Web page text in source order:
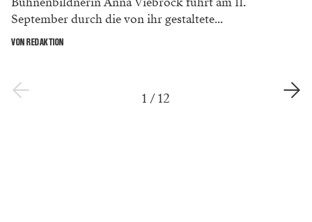
September durch die von ihr gestaltete...
VON REDAKTION
1 /12